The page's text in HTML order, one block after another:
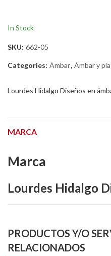
In Stock
SKU: 662-05
Categories: Ámbar, Ámbar y
Lourdes Hidalgo Diseños en
MARCA
Marca
Lourdes Hidalgo
PRODUCTOS Y/O
RELACIONADOS